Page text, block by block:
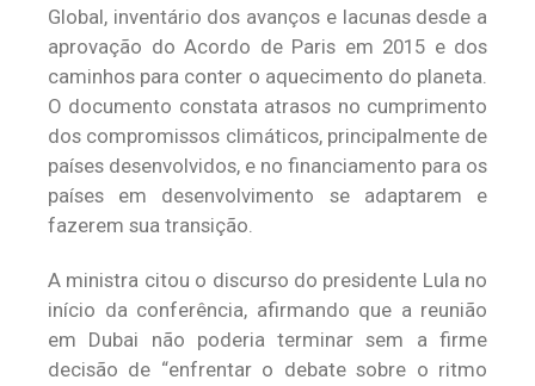
Global, inventário dos avanços e lacunas desde a
aprovação do Acordo de Paris em 2015 e dos
caminhos para conter o aquecimento do planeta.
O documento constata atrasos no cumprimento
dos compromissos climáticos, principalmente de
países desenvolvidos, e no financiamento para os
países em desenvolvimento se adaptarem e
fazerem sua transição.
A ministra citou o discurso do presidente Lula no
início da conferência, afirmando que a reunião
em Dubai não poderia terminar sem a firme
decisão de “enfrentar o debate sobre o ritmo